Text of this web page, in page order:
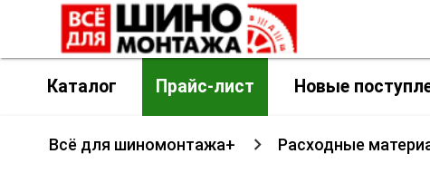
Каталог
Прайс-лист Новые
Всё для шиномонтажа+ Расходные